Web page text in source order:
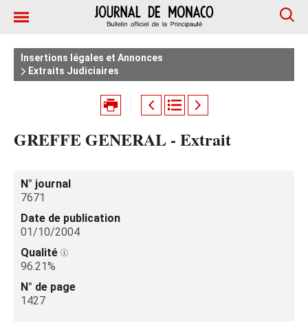
Insertions légales et Annonces
Extraits Judiciaires
GREFFE GENERAL - Extrait
N° journal
7671
Date de publication
01/10/2004
Qualité
96.21%
N° de page
1427